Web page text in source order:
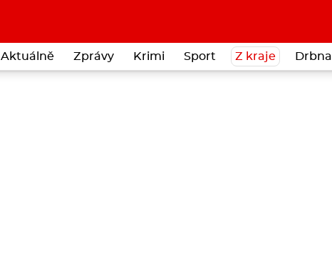
Aktuálně Zprávy Krimi Sport Z kraje Drbna